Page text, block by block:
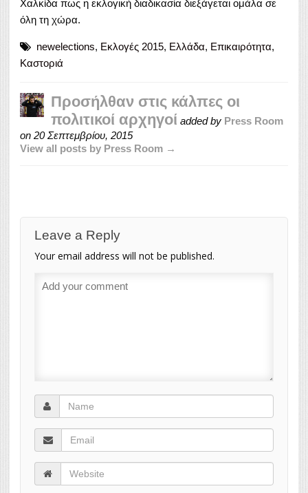
Χαλκίδα πως η εκλογική διαδικασία διεξάγεται ομάλα σε
όλη τη χώρα.
newelections, Εκλογές 2015, Ελλάδα, Επικαιρότητα,
Καστοριά
Προσήλθαν στις κάλπες οι
πολιτικοί αρχηγοί added by Press Room
on 20 Σεπτεμβρίου, 2015
View all posts by Press Room →
Leave a Reply
Your email address will not be published.